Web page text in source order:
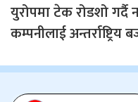
युरोपमा टेक रोडशो
कम्पनीलाई